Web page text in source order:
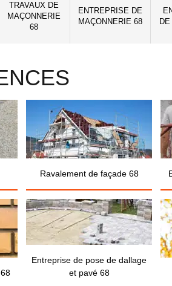
TRAVAUX DE
MAÇONNERIE
68
ENTREPRISE DE
MAÇONNERIE 68
Ravalement de façade 68
Entreprise de pose de dallage
et pavé 68